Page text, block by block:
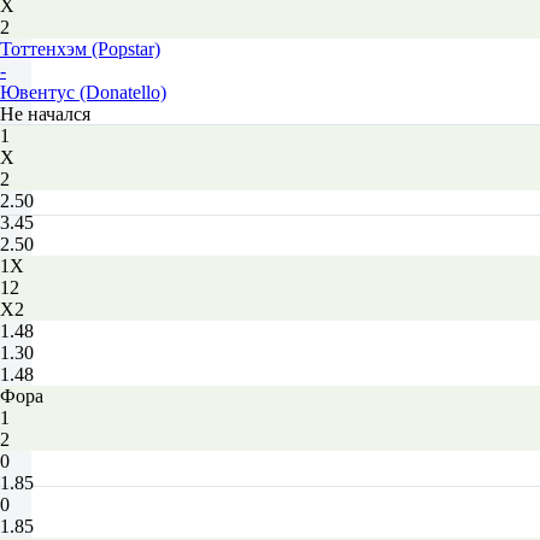
Х
2
Тоттенхэм (Popstar)
-
Ювентус (Donatello)
Не начался
1
Х
2
2.50
3.45
2.50
1X
12
X2
1.48
1.30
1.48
Фора
1
2
0
1.85
0
1.85